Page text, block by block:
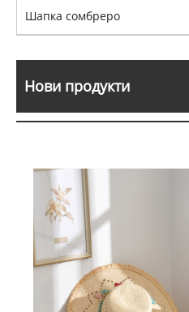
Шапка сомбреро
Нови продукти